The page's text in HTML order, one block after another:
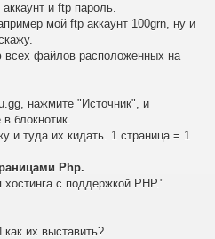
и ftp пароль.
мой ftp аккаунт 100grn, ну и
файлов расположенных на
нажмите "Источник", и
блокнотик.
и туда их кидать. 1 страница = 1
Php.
с поддержкой PHP."
их выставить?